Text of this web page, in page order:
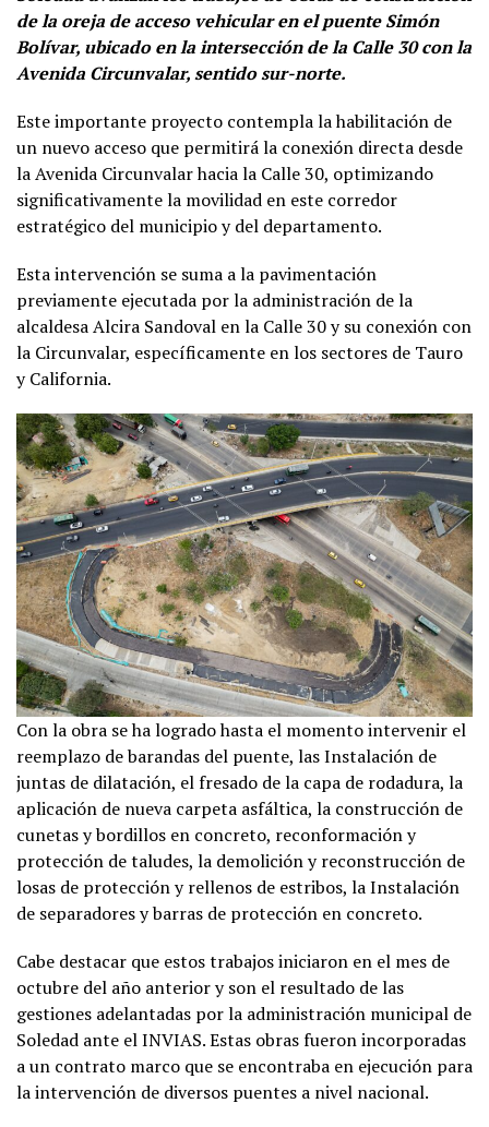
de la oreja de acceso vehicular en el puente Simón
Bolívar, ubicado en la intersección de la Calle 30 con la
Avenida Circunvalar, sentido sur-norte.
Este importante proyecto contempla la habilitación de
un nuevo acceso que permitirá la conexión directa desde
la Avenida Circunvalar hacia la Calle 30, optimizando
significativamente la movilidad en este corredor
estratégico del municipio y del departamento.
Esta intervención se suma a la pavimentación
previamente ejecutada por la administración de la
alcaldesa Alcira Sandoval en la Calle 30 y su conexión con
la Circunvalar, específicamente en los sectores de Tauro
y California.
Con la obra se ha logrado hasta el momento intervenir el
reemplazo de barandas del puente, las Instalación de
juntas de dilatación, el fresado de la capa de rodadura, la
aplicación de nueva carpeta asfáltica, la construcción de
cunetas y bordillos en concreto, reconformación y
protección de taludes, la demolición y reconstrucción de
losas de protección y rellenos de estribos, la Instalación
de separadores y barras de protección en concreto.
Cabe destacar que estos trabajos iniciaron en el mes de
octubre del año anterior y son el resultado de las
gestiones adelantadas por la administración municipal de
Soledad ante el INVIAS. Estas obras fueron incorporadas
a un contrato marco que se encontraba en ejecución para
la intervención de diversos puentes a nivel nacional.